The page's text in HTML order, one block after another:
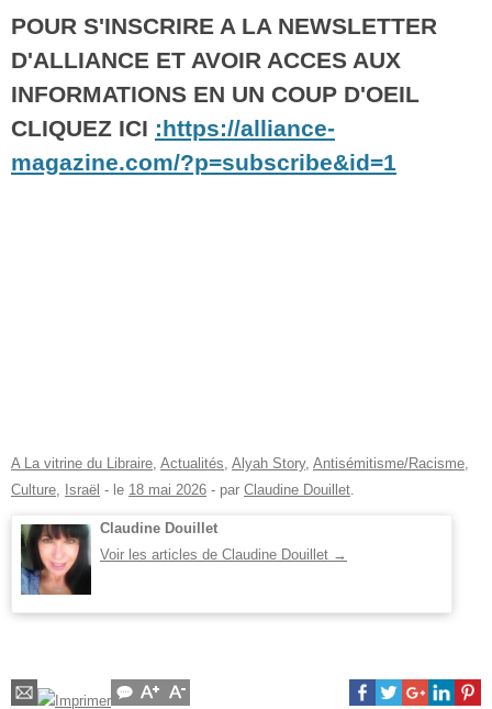
POUR S'INSCRIRE A LA NEWSLETTER
D'ALLIANCE ET AVOIR ACCES AUX
INFORMATIONS EN UN COUP D'OEIL
CLIQUEZ ICI :https://alliance-
magazine.com/?p=subscribe&id=1
A La vitrine du Libraire, Actualités, Alyah Story, Antisémitisme/Racisme,
Culture, Israël - le 18 mai 2026 - par Claudine Douillet.
Claudine Douillet
Voir les articles de Claudine Douillet →